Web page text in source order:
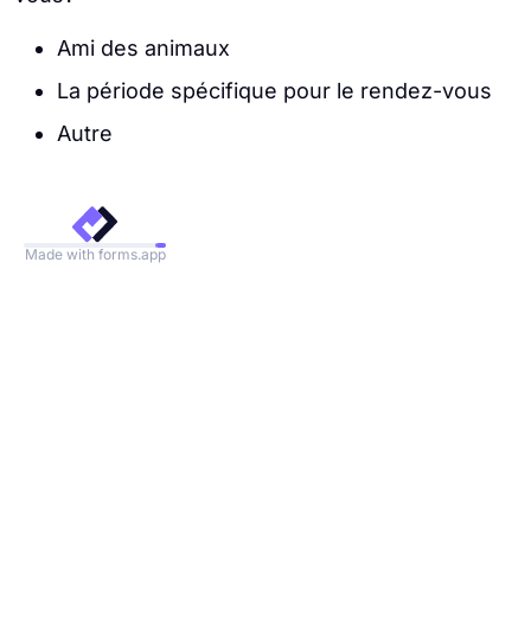
Ami des animaux
La période spécifique pour le rendez-vous
Autre